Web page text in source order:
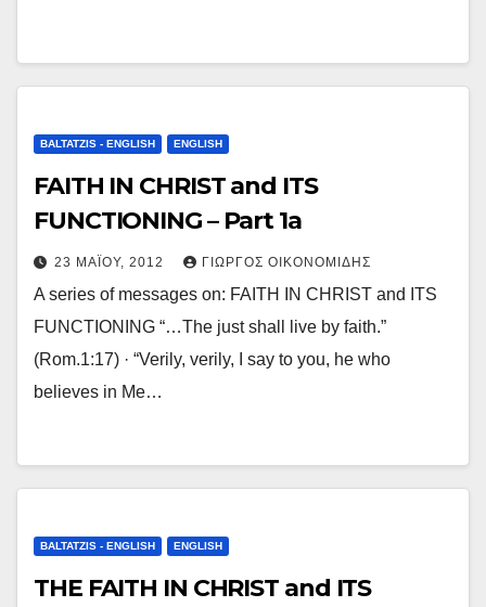
BALTATZIS - ENGLISH ENGLISH
FAITH IN CHRIST and ITS
FUNCTIONING – Part 1a
23 ΜΑΪ́ΟΥ, 2012 ΓΙΏΡΓΟΣ ΟΙΚΟΝΟΜΊΔΗΣ
A series of messages on: FAITH IN CHRIST and ITS
FUNCTIONING “…The just shall live by faith.”
(Rom.1:17) · “Verily, verily, I say to you, he who
believes in Me…
BALTATZIS - ENGLISH ENGLISH
THE FAITH IN CHRIST and ITS